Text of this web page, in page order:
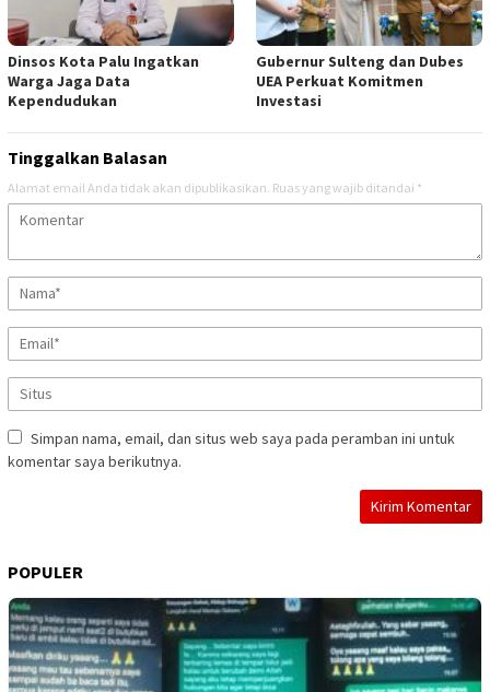
Dinsos Kota Palu Ingatkan
Warga Jaga Data
Kependudukan
Gubernur Sulteng dan Dubes
UEA Perkuat Komitmen
Investasi
Tinggalkan Balasan
Alamat email Anda tidak akan dipublikasikan. Ruas yang wajib ditandai *
Simpan nama, email, dan situs web saya pada peramban ini untuk
komentar saya berikutnya.
POPULER